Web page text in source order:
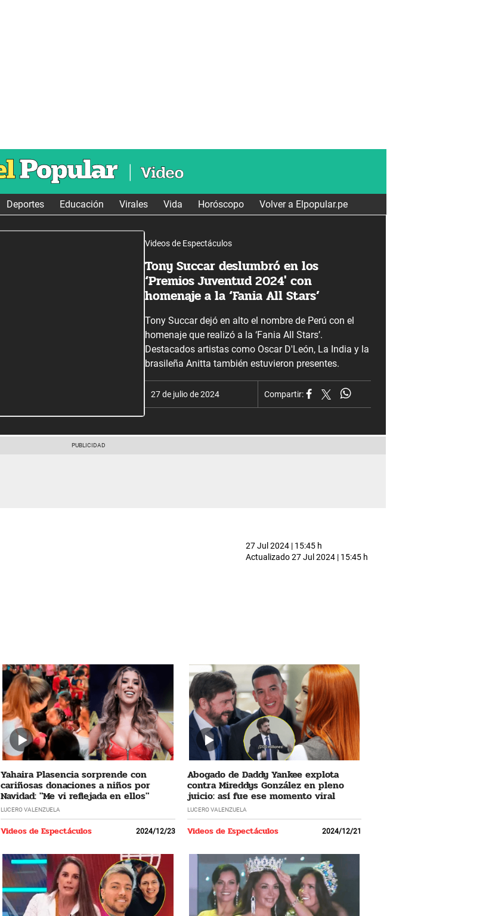
Deportes Educación Virales Vida Horóscopo Volver a Elpopular.pe
Videos de Espectáculos
Tony Succar deslumbró en los
‘Premios Juventud 2024′ con
homenaje a la ‘Fania All Stars’
Tony Succar dejó en alto el nombre de Perú con el
homenaje que realizó a la ‘Fania All Stars’.
Destacados artistas como Oscar D'León, La India y la
brasileña Anitta también estuvieron presentes.
27 de julio de 2024 Compartir:
27 Jul 2024 | 15:45 h
Actualizado27 Jul 2024 | 15:45 h
Yahaira Plasencia sorprende con
cariñosas donaciones a niños por
Navidad: "Me vi reflejada en ellos"
LUCERO VALENZUELA
Videos de Espectáculos 2024/12/23
Abogado de Daddy Yankee explota
contra Mireddys González en pleno
juicio: así fue ese momento viral
LUCERO VALENZUELA
Videos de Espectáculos 2024/12/21